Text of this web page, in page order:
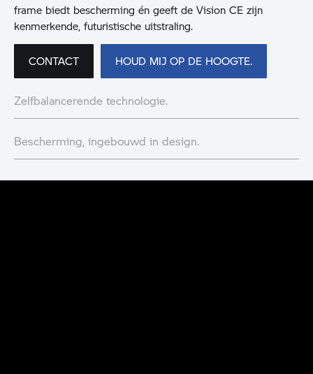
Zelfbalancerende technologie.
Bescherming, ingebouwd in design.
frame biedt bescherming én geeft de Vision CE zijn
kenmerkende, futuristische uitstraling.
CONTACT HOUD MIJ OP DE HOOGTE.